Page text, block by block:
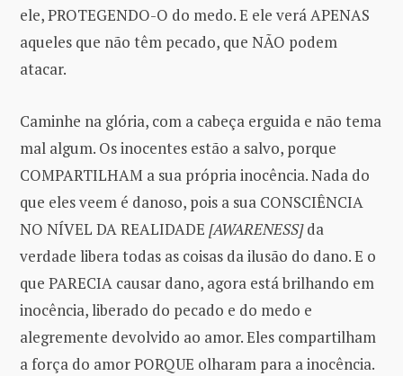
ele, PROTEGENDO-O do medo. E ele verá APENAS
aqueles que não têm pecado, que NÃO podem
atacar.
Caminhe na glória, com a cabeça erguida e não tema
mal algum. Os inocentes estão a salvo, porque
COMPARTILHAM a sua própria inocência. Nada do
que eles veem é danoso, pois a sua CONSCIÊNCIA
NO NÍVEL DA REALIDADE [AWARENESS]da
verdade libera todas as coisas da ilusão do dano. E o
que PARECIA causar dano, agora está brilhando em
inocência, liberado do pecado e do medo e
alegremente devolvido ao amor. Eles compartilham
a força do amor PORQUE olharam para a inocência.